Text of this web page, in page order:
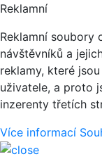
Reklamní
Reklamní soubory
návštěvníků a
reklamy, které
uživatele, a proto
inzerenty třetích
Více informací